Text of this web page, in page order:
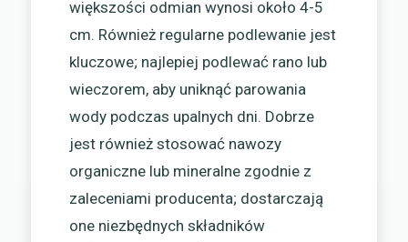
większości odmian wynosi około 4-5
cm. Również regularne podlewanie jest
kluczowe; najlepiej podlewać rano lub
wieczorem, aby uniknąć parowania
wody podczas upalnych dni. Dobrze
jest również stosować nawozy
organiczne lub mineralne zgodnie z
zaleceniami producenta; dostarczają
one niezbędnych składników